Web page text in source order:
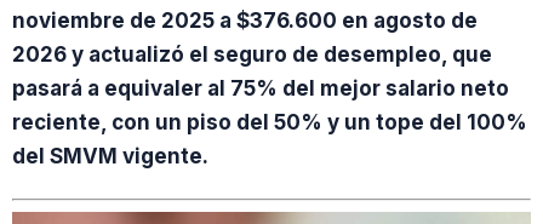
noviembre de 2025 a $376.600 en agosto de
2026 y actualizó el seguro de desempleo, que
pasará a equivaler al 75% del mejor salario neto
reciente, con un piso del 50% y un tope del 100%
del SMVM vigente.